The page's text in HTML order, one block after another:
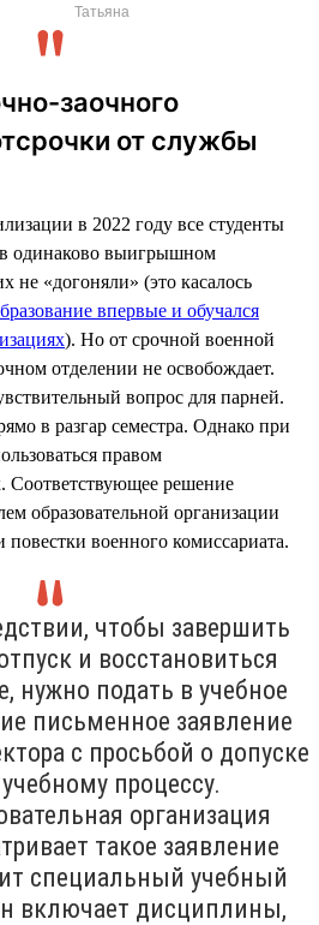
Татьяна
заочного
от службы
в 2022 году все студенты
в одинаково выигрышном
«догоняли» (это касалось
впервые и обучался
). Но от срочной военной
отделении не освобождает.
вопрос для парней.
в разгар семестра. Однако при
правом
Соответствующее решение
образовательной организации
повестки военного комиссариата.
чтобы завершить
и восстановиться
нужно подать в учебное
письменное заявление
с просьбой о допуске
процессу.
организация
такое заявление
специальный учебный
включает дисциплины,